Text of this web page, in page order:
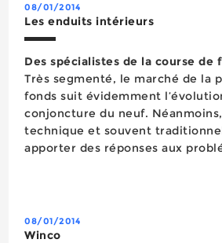
08/01/2014
Les enduits intérieurs
Des spécialistes de la course de
Très segmenté, le marché de la
fonds suit évidemment
conjoncture du neuf.
technique et souvent
apporter des réponses aux
08/01/2014
Winco